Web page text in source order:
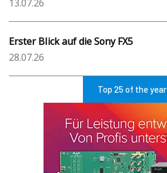
13.07.26
Erster Blick auf die Sony FX5
28.07.26
Top 25 of the year